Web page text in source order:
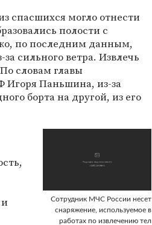
спасшихся могло отнести
полости с
по последним данным,
сильного ветра. Извлечь
словам главы
Игоря Паньшина, из-за
борта на другой, из его
Сотрудник МЧС России несет
снаряжение, используемое в
работах по извлечению тел